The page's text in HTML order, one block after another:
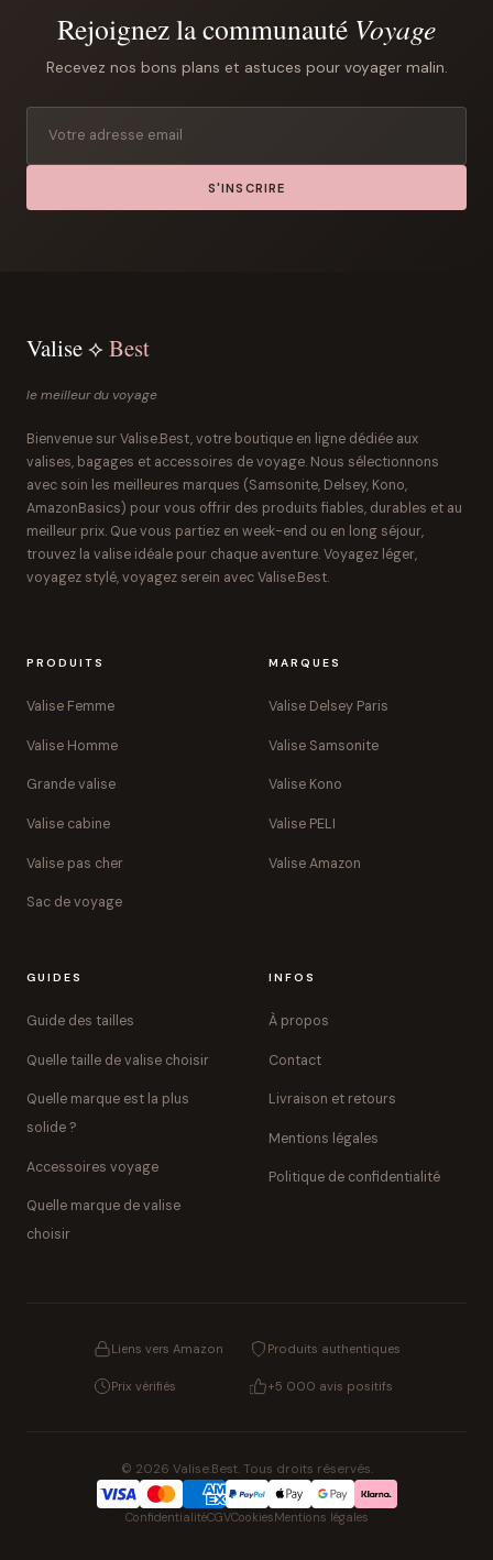
Rejoignez la communauté Voyage
Recevez nos bons plans et astuces pour voyager malin.
S'INSCRIRE
Valise ⟡ Best
le meilleur du voyage
Bienvenue sur Valise.Best, votre boutique en ligne dédiée aux
valises, bagages et accessoires de voyage. Nous sélectionnons
avec soin les meilleures marques (Samsonite, Delsey, Kono,
AmazonBasics) pour vous offrir des produits fiables, durables et au
meilleur prix. Que vous partiez en week-end ou en long séjour,
trouvez la valise idéale pour chaque aventure. Voyagez léger,
voyagez stylé, voyagez serein avec Valise.Best.
PRODUITS
Valise Femme
Valise Homme
Grande valise
Valise cabine
Valise pas cher
Sac de voyage
MARQUES
Valise Delsey Paris
Valise Samsonite
Valise Kono
Valise PELI
Valise Amazon
GUIDES
Guide des tailles
Quelle taille de valise choisir
Quelle marque est la plus
solide ?
Accessoires voyage
Quelle marque de valise
choisir
INFOS
À propos
Contact
Livraison et retours
Mentions légales
Politique de confidentialité
Liens vers Amazon Produits authentiques
Prix vérifiés +5 000 avis positifs
© 2026 Valise.Best. Tous droits réservés.
ConfidentialitéCGVCookiesMentions légales